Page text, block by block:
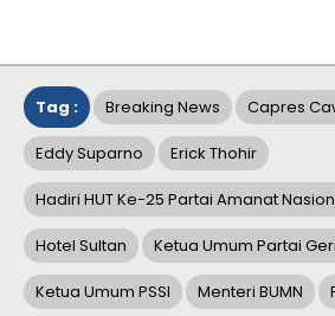
Tag : Breaking News Capres
Eddy Suparno Erick Thohir
Hadiri HUT Ke-25 Partai Amanat
Hotel Sultan Ketua Umum Partai
Ketua Umum PSSI Menteri BUMN